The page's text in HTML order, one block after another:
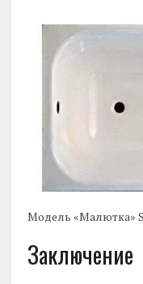
Модель «Малютка»
Заключение